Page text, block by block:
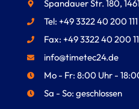
Spandauer Str. 180,
Tel: +49 3322 40 200 111
Fax: +49 3322 40 200
info@timetec24.de
Mo - Fr: 8:00 Uhr -
Sa - So: geschlossen